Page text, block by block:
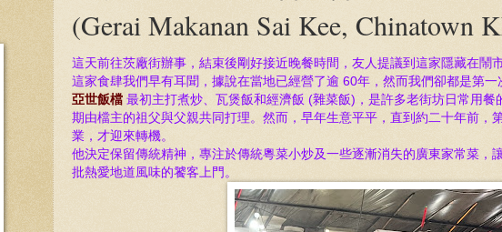
(Gerai Makanan Sai Kee, Chinatown
這天前往茨廠街辦事，結束後剛好接近晚餐時間，友人提議到這家隱藏在
這家食肆我們早有耳聞， 據說在當地已經營了逾 60年，然而我們卻都是第一
亞世飯檔 最初主打煮炒、瓦煲飯和經濟飯 (雜菜飯)，是許多老街坊日常用餐
期由檔主的祖父與父親共同打理。然而，早年生意平平，直到約二十年前
業，才迎來轉機。
他決定保留傳統精神，專注於傳統粵菜小炒及一些逐漸消失的廣東家常菜，
批熱愛地道風味的饕客上門。